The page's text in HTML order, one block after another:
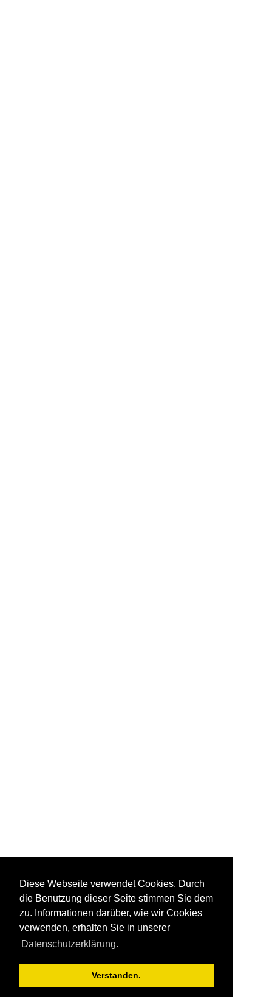
Diese Webseite verwendet Cookies. Durch
die Benutzung dieser Seite stimmen Sie dem
zu. Informationen darüber, wie wir Cookies
verwenden, erhalten Sie in unserer
Datenschutzerklärung.
Verstanden.